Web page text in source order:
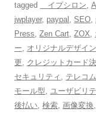
tagged
イプシロン,
jwplayer, paypal , SEO,
Press, Zen Cart, ZOX,
ー, オリジナルデザイ
更, クレジットカード
セキュリティ , テレコ
モール型, ユーザビリ
後払い, 検索, 画像変換,